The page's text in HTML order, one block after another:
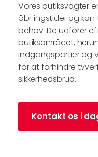
Vores butiksvagter
åbningstider og kan
behov. De udfører
butiksområdet,
indgangspartier og
for at forhindre
sikkerhedsbrud.
Kontakt os i